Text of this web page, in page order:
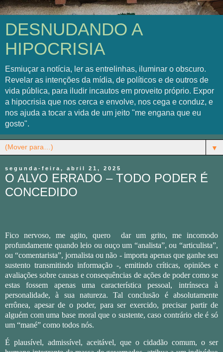
DESNUDANDO A
HIPOCRISIA
Esmiuçar a notícia, ler as entrelinhas, iluminar o obscuro.
Revelar as intenções da mídia, de políticos e de outros de
vida pública, para iludir incautos em proveito próprio. Expor
a hipocrisia que nos cerca e envolve, nos cega e conduz, e
nos ajuda a tocar a vida de um jeito "me engana que eu
gosto".
▼
segunda-feira, abril 21, 2025
O ALVO ERRADO – TODO PODER É
CONCEDIDO
Fico nervoso, me agito, quero
dar um grito, me incomodo
profundamente quando leio ou ouço um “analista”, ou “articulista”,
ou “comentarista”, jornalista ou não - importa apenas que ganhe seu
sustento transmitindo informação -, emitindo críticas, opiniões e
avaliações sobre causas e consequências de ações de poder como se
estas fossem apenas uma característica pessoal, intrínseca à
personalidade, à sua natureza. Tal conclusão é absolutamente
errônea, apesar de o poder, para ser exercido, precisar partir de
alguém com uma base moral que o sustente, caso contrário ele é só
um “mané” como todos nós.
É plausível, admissível, aceitável, que o cidadão comum, o ser